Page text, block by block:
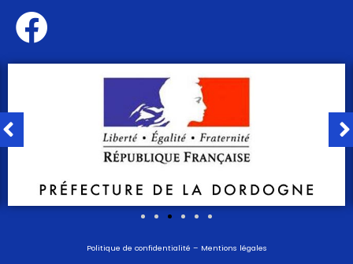
Politique de confidentialité – Mentions légales